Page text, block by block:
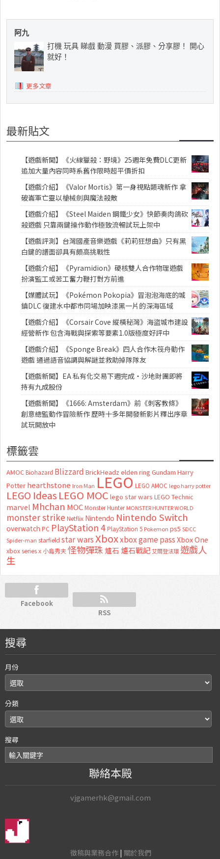
阿九
打機 玩具 睇戲 動漫 買膠、派膠、分享膠！ 開心
就好！
更多文章
最新貼文
【遊戲新聞】《火線獵殺：野境》25週年免費DLC更新
追加大量內容同時系舊作限時超平價折扣
【遊戲介紹】《Valor Mortis》第一身視點類魂新作 拿
破崙軍亡靈以槍械劍與魔法殺敵
【遊戲介紹】《Steel Maiden 鋼鐵少女》快節奏肉鴿砍
殺遊戲 只靠兩鍵操作動作極致流暢試玩上架中
【遊戲評測】台灣國產音樂遊戲《莉莉狂想曲》只有黑
白鍵的譜面卻具有頗高挑戰性
【遊戲介紹】《Pyramidion》硬核雙人合作物理遊戲
扮演監工或苦工奮力鞭打對方前進
【媒體試玩】《Pokémon Pokopia》冒泡泡海底的城
鎮DLC 復建水中都市同場加映漆黑一片的深海區域
【遊戲介紹】《Corsair Cove 縱橫秘灣》海盜城市建設
經營新作 包含海戰與探索等要素1.0版極度好評中
【遊戲介紹】《Sponge Break》四人合作木筏舟動作
遊戲 通過語音協調與解謎並救助掉隊隊友
【遊戲新聞】EA 私有化交易下週完成・沙地財團即將
持有九成股份
【遊戲新聞】《1666: Amsterdam》前《刺客教條》
創意總監動作冒險新作 歷時十多年開發新影片釋出序章
試玩開放中
標籤雲
AMOC Biohazard Blizzard BrickHeadz elden ring Gundam Harry
Potter hearthstone Iron Man LEGO LEGO AMOC lego harry potter
LEGO Ideas LEGO MOC lego star wars LEGO Technic
marvel Mhchan MOC Monster Hunter MONSTER HUNTER WORLD
monster strike Netflix Nintendo Nintendo Switch
overwatch PC PlayStation 4 PlayStation 5 Pokemon ps5 SDCC
Spider-man starfield star warsXboxxbox game passXbox One
xbox series x 小島秀夫怪物彈珠 爐石 爐石戰記艾爾登法環 遊戲人
生
Facebook
RSS
搜尋
月份
分類
搜尋
聯絡本殿
vjgamerhk@gmail.com
徵稿與業務合作| 關於我們